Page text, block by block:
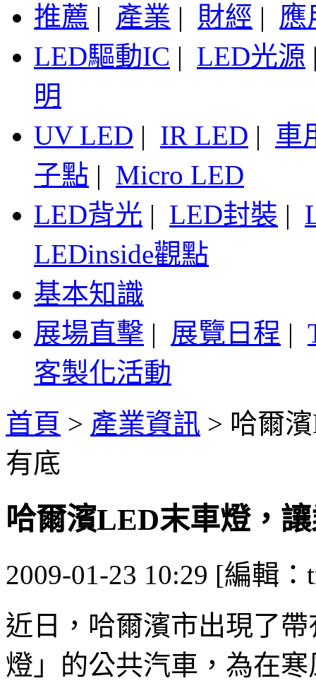
推薦 | 產業 | 財經 | 應
LED驅動IC | LED光源
明
UV LED | IR LED | 車
子點 | Micro LED
LED背光 | LED封裝 |
LEDinside觀點
基本知識
展場直擊 | 展覽日程 |
客製化活動
首頁 > 產業資訊 > 哈爾
有底
哈爾濱LED末車燈，
2009-01-23 10:29 [編輯：
近日，哈爾濱市出現了
燈」的公共汽車，為在